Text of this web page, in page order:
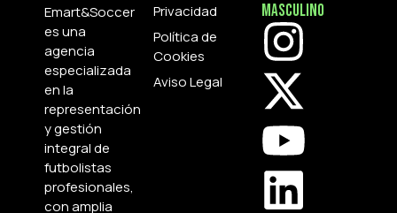
Emart&Soccer
es una
agencia
especializada
en la
representación
y gestión
integral de
futbolistas
profesionales,
con amplia
Privacidad
Política de
Cookies
Aviso Legal
Masculino